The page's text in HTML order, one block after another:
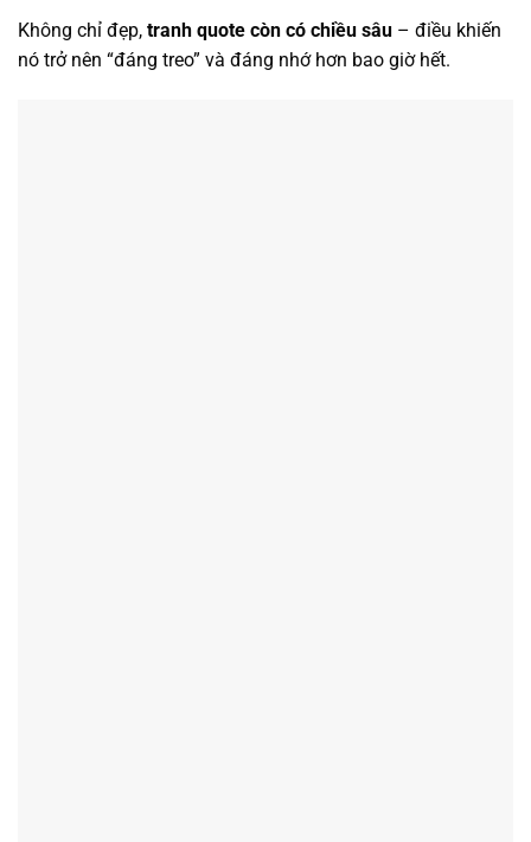
Không chỉ đẹp, tranh quote còn có chiều sâu – điều khiến
nó trở nên “đáng treo” và đáng nhớ hơn bao giờ hết.